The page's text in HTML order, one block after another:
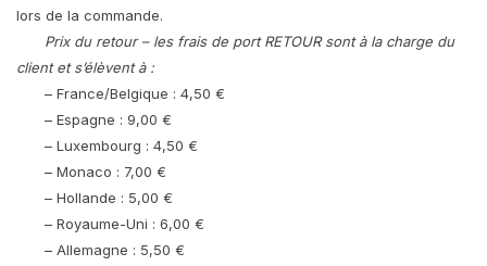
lors de la commande.
Prix du retour – les frais de port RETOUR sont à la charge du
client et s’élèvent à :
– France/Belgique : 4,50 €
– Espagne : 9,00 €
– Luxembourg : 4,50 €
– Monaco : 7,00 €
– Hollande : 5,00 €
– Royaume-Uni : 6,00 €
– Allemagne : 5,50 €